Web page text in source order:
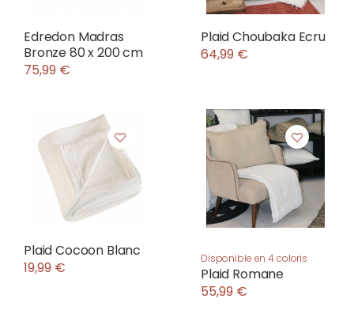
Edredon Madras
Bronze 80 x 200 cm
75,99 €
Plaid Choubaka Ecru
64,99 €
Plaid Cocoon Blanc
19,99 €
Disponible en 4 coloris
Plaid Romane
55,99 €